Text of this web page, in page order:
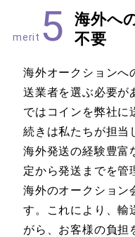
merit 5
海外へ
不要
海外オークションへ
送業者を選ぶ必要が
ではコインを弊社に
続きは私たちが担当
海外発送の経験豊富
定から発送までを管
海外のオークション
す。これにより、輸
がら、お客様の負担